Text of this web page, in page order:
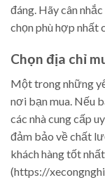
đáng. Hãy cân
chọn phù hợp nhất
Chọn địa chỉ
Một trong những
nơi bạn mua. Nếu
các nhà cung cấp
đảm bảo về chất
khách hàng tốt
(https://